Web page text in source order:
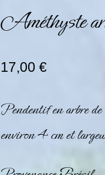
Améthyste
17,00 €
Pendentif en arbre
environ 4 cm et